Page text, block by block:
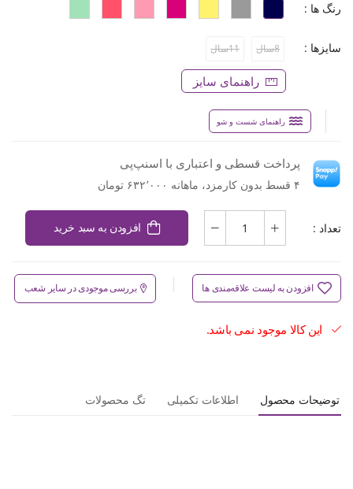
رنگ ها :
سایزها : 8سال 11سال
راهنمای سایز
راهنمای شست و شو
پرداخت قسطی و اعتباری با اسنپ‌پی
۴ قسط بدون کارمزد، ماهانه ۶۳۲٬۰۰۰ تومان
تعداد : افزودن به سبد خرید
افزودن به لیست علاقه‌مندی ها بررسی موجودی در سایر شعب
این کالا موجود نمی باشد.
توضیحات محصول اطلاعات تکمیلی تگ محصولات